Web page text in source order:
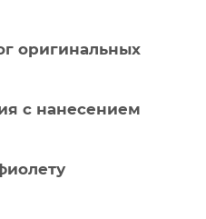
оригинальных
с нанесением